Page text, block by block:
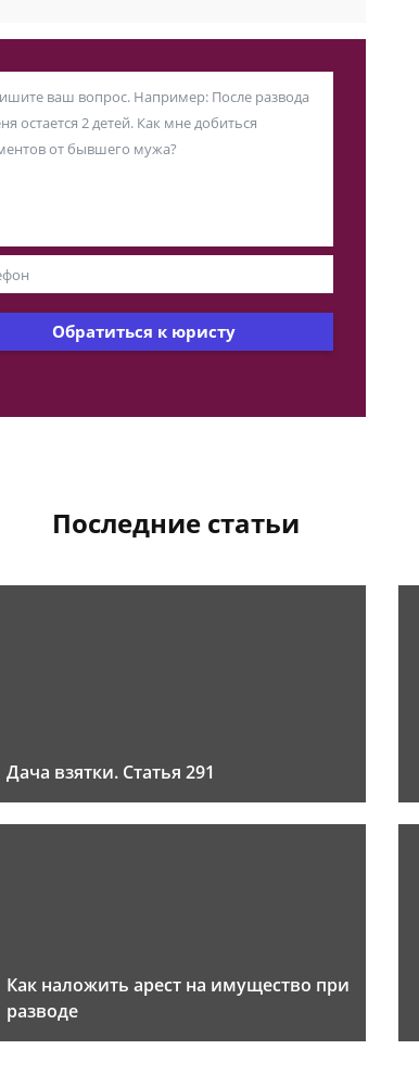
Обратиться к юристу
Последние статьи
Дача взятки. Статья 291
Как наложить арест на имущество при
разводе